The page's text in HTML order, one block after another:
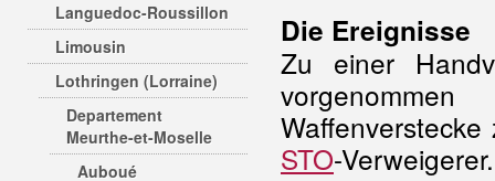
Languedoc-Roussillon
Limousin
Lothringen (Lorraine)
Departement
Meurthe-et-Moselle
Auboué
Die Ereignisse
Zu einer
STO-